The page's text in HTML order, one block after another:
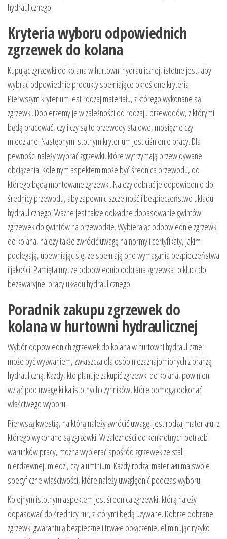
hydraulicznego.
Kryteria wyboru odpowiednich
zgrzewek do kolana
Kupując zgrzewki do kolana w hurtowni hydraulicznej, istotne jest, aby
wybrać odpowiednie produkty spełniające określone kryteria.
Pierwszym kryterium jest rodzaj materiału, z którego wykonane są
zgrzewki. Dobierzemy je w zależności od rodzaju przewodów, z którymi
będą pracować, czyli czy są to przewody stalowe, mosiężne czy
miedziane. Następnym istotnym kryterium jest ciśnienie pracy. Dla
pewności należy wybrać zgrzewki, które wytrzymają przewidywane
obciążenia. Kolejnym aspektem może być średnica przewodu, do
którego będą montowane zgrzewki. Należy dobrać je odpowiednio do
średnicy przewodu, aby zapewnić szczelność i bezpieczeństwo układu
hydraulicznego. Ważne jest także dokładne dopasowanie gwintów
zgrzewek do gwintów na przewodzie. Wybierając odpowiednie zgrzewki
do kolana, należy także zwrócić uwagę na normy i certyfikaty, jakim
podlegają, upewniając się, że spełniają one wymagania bezpieczeństwa
i jakości. Pamiętajmy, że odpowiednio dobrana zgrzewka to klucz do
bezawaryjnej pracy układu hydraulicznego.
Poradnik zakupu zgrzewek do
kolana w hurtowni hydraulicznej
Wybór odpowiednich zgrzewek do kolana w hurtowni hydraulicznej
może być wyzwaniem, zwłaszcza dla osób niezaznajomionych z branżą
hydrauliczną. Każdy, kto planuje zakupić zgrzewki do kolana, powinien
wziąć pod uwagę kilka istotnych czynników, które pomogą dokonać
właściwego wyboru.
Pierwszą kwestią, na którą należy zwrócić uwagę, jest rodzaj materiału, z
którego wykonane są zgrzewki. W zależności od konkretnych potrzeb i
warunków pracy, można wybierać spośród zgrzewek ze stali
nierdzewnej, miedzi, czy aluminium. Każdy rodzaj materiału ma swoje
specyficzne właściwości, które należy uwzględnić podczas wyboru.
Kolejnym istotnym aspektem jest średnica zgrzewki, którą należy
dopasować do średnicy rur, z którymi będą używane. Dobrze dobrane
zgrzewki gwarantują bezpieczne i trwałe połączenie, eliminując ryzyko